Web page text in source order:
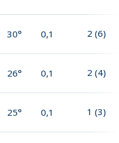
30° 0,1 2 (6)
26° 0,1 2 (4)
25° 0,1 1 (3)